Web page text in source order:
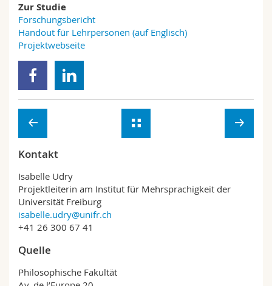
Zur Studie
Forschungsbericht
Handout für Lehrpersonen (auf Englisch)
Projektwebseite
Kontakt
Isabelle Udry
Projektleiterin am Institut für Mehrsprachigkeit der
Universität Freiburg
isabelle.udry@unifr.ch
+41 26 300 67 41
Quelle
Philosophische Fakultät